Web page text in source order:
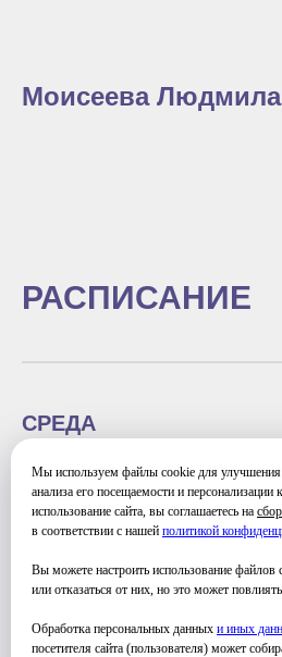
Мы используем файлы cookie для улучшения
анализа его посещаемости и персонализации
использование сайта, вы соглашаетесь на
в соответствии с нашей политикой
Вы можете настроить использование файлов
или отказаться от них, но это может
Обработка персональных данных и иных
посетителя сайта (пользователя) может
Моисеева
РАСПИСАНИЕ
СРЕДА
15:00-16:30 - Группа 1
16:30-18:00 - Группа 2
18:00-19:00 - Группа 3